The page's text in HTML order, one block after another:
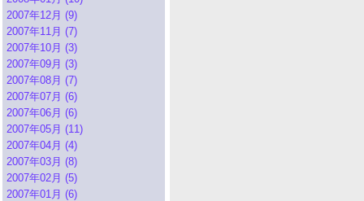
2007年12月 (9)
2007年11月 (7)
2007年10月 (3)
2007年09月 (3)
2007年08月 (7)
2007年07月 (6)
2007年06月 (6)
2007年05月 (11)
2007年04月 (4)
2007年03月 (8)
2007年02月 (5)
2007年01月 (6)